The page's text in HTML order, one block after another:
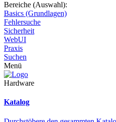
Bereiche (Auswahl):
Basics (Grundlagen)
Fehlersuche
Sicherheit
WebUI
Praxis
Suchen
Menü
Hardware
Katalog